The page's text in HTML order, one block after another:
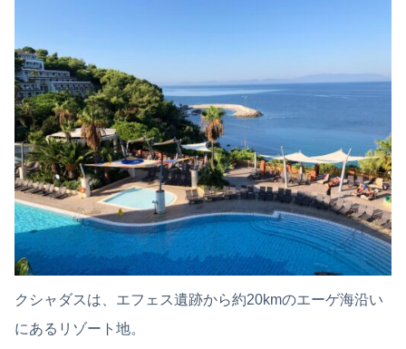
クシャダスは、エフェス遺跡から約20kmのエーゲ海沿い
にあるリゾート地。